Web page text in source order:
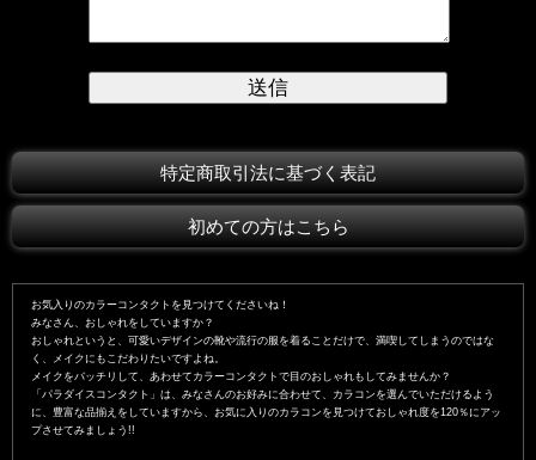
特定商取引法に基づく表記
初めての方はこちら
お気入りのカラーコンタクトを見つけてくださいね！
みなさん、おしゃれをしていますか？
おしゃれというと、可愛いデザインの靴や流行の服を着ることだけで、満喫してしまうのではな
く、メイクにもこだわりたいですよね。
メイクをバッチリして、あわせてカラーコンタクトで目のおしゃれもしてみませんか？
「パラダイスコンタクト」は、みなさんのお好みに合わせて、カラコンを選んでいただけるよう
に、豊富な品揃えをしていますから、お気に入りのカラコンを見つけておしゃれ度を120％にアッ
プさせてみましょう!!